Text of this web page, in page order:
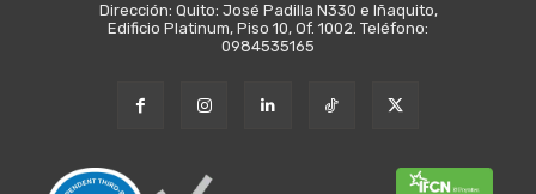
Dirección: Quito: José Padilla N330 e Iñaquito,
Edificio Platinum, Piso 10, Of. 1002. Teléfono:
0984535165